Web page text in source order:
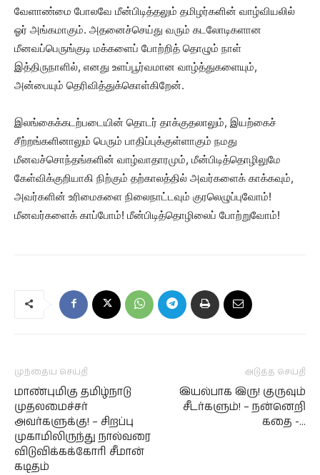
வேளாண்மை போலவே மீன்பிடித்தலும் தமிழர்களின் வாழ்வியலில்
ஓர் அங்கமாகும். அதனைச்செய்து வரும் கடலோடிகளான
மீனவப்பெருங்குடி மக்களைப் போற்றித் தொழும் நாள்
இத்திருநாளில், எனது உளப்பூர்வமான வாழ்த்துகளையும்,
அன்பையும் தெரிவித்துக்கொள்கிறேன்.
இலங்கைக்கடற்படையின் தொடர் தாக்குதலாலும், இயற்கைச்
சீற்றங்களினாலும் பெரும் பாதிப்புக்குள்ளாகும் நமது
மீனவச்சொந்தங்களின் வாழ்வாதாரமும், மீன்பிடித்தொழிலுமே
கேள்விக்குறியாகி நிற்கும் தற்காலத்தில் அவர்களைக் காக்கவும்,
அவர்களின் உரிமைகளை நிலைநாட்டவும் குரலெழுப்புவோம்!
மீனவர்களைக் காப்போம்! மீன்பிடித்தொழிலைப் போற்றுவோம்!
முந்தைய செய்தி
மாண்புமிகு தமிழ்நாடு
முதலமைச்சர்
அவர்களுக்கு! – சிறப்பு
முகாமிலிருந்து நால்வரை
விடுவிக்கக்கோரி சீமான்
கடிதம்
அடுத்த செய்தி
இயல்பாக இரு! குருவும்
சீடர்களும்! – நன்னெறி
கதை -…